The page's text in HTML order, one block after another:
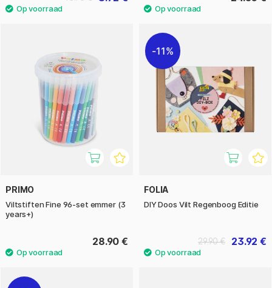
PRIMO
Viltstiften Fine 96-set emmer (3
years+)
28.90 €
11%
FOLIA
DIY Doos Vilt Regenboog Editie
23.92 €
29.90 €